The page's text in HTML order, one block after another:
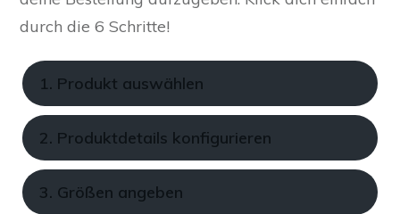
durch die 6 Schritte!
1. Produkt auswählen
2. Produktdetails konfigurieren
3. Größen angeben